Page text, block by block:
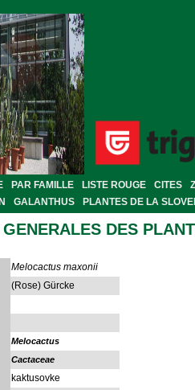
PAR FAMILLE LISTE ROUGE CITES
GALANTHUS PLANTES DE LA
DES
Melocactus maxonii
(Rose) Gürcke
Melocactus
Cactaceae
kaktusovke